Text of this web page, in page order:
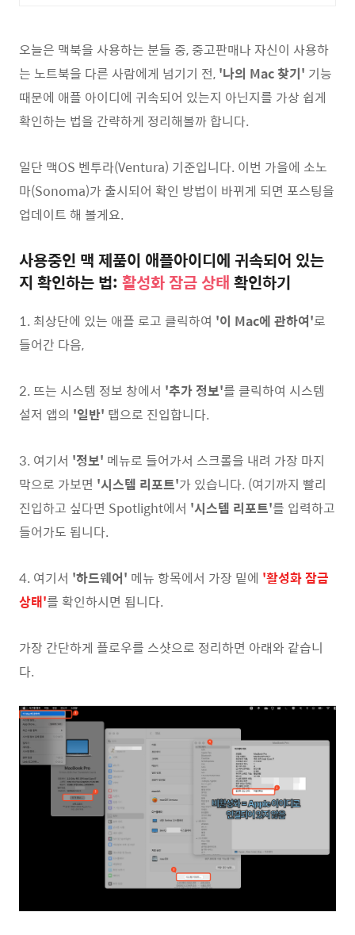
오늘은 맥북을 사용하는 분들 중, 중고판매나 자신이 사용하
는 노트북을 다른 사람에게 넘기기 전, '나의 Mac 찾기' 기능
때문에 애플 아이디에 귀속되어 있는지 아닌지를 가상 쉽게
확인하는 법을 간략하게 정리해볼까 합니다.
일단 맥OS 벤투라(Ventura) 기준입니다. 이번 가을에 소노
마(Sonoma)가 출시되어 확인 방법이 바뀌게 되면 포스팅을
업데이트 해 볼게요.
사용중인 맥 제품이 애플아이디에 귀속되어 있는
지 확인하는 법: 활성화 잠금 상태확인하기
1. 최상단에 있는 애플 로고 클릭하여 '이 Mac에 관하여'로
들어간 다음,
2. 뜨는 시스템 정보 창에서 '추가 정보'를 클릭하여 시스템
설저 앱의 '일반' 탭으로 진입합니다.
3. 여기서 '정보' 메뉴로 들어가서 스크롤을 내려 가장 마지
막으로 가보면 '시스템 리포트'가 있습니다. (여기까지 빨리
진입하고 싶다면 Spotlight에서 '시스템 리포트'를 입력하고
들어가도 됩니다.
4. 여기서 '하드웨어' 메뉴 항목에서 가장 밑에 '활성화 잠금
상태'를 확인하시면 됩니다.
가장 간단하게 플로우를 스샷으로 정리하면 아래와 같습니
다.